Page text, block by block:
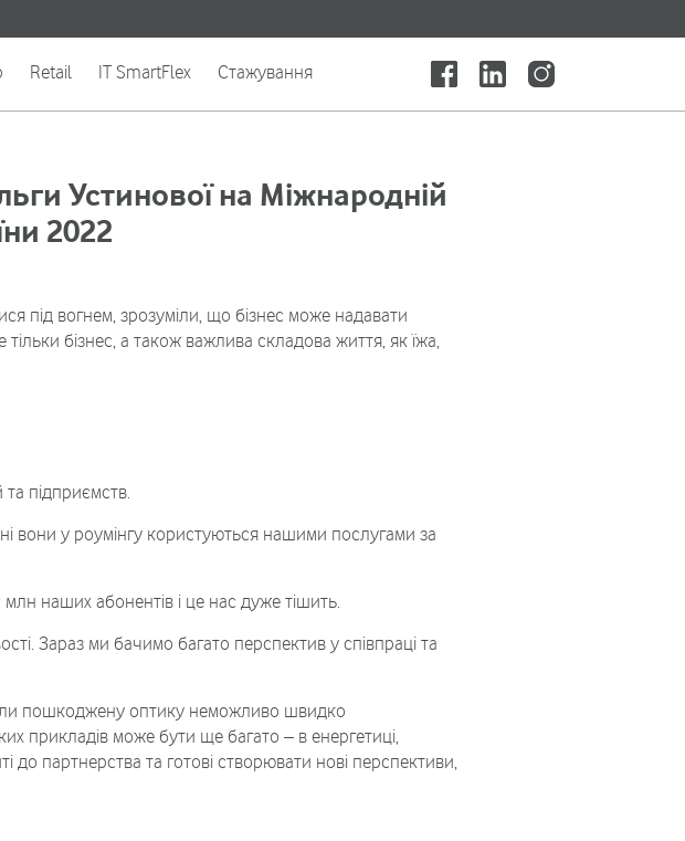
Retail IT SmartFlex Стажування
Устинової на Міжнародній
2022
під вогнем, зрозуміли, що бізнес може надавати
бізнес, а також важлива складова життя, як їжа,
підприємств.
вони у роумінгу користуються нашими послугами за
наших абонентів і це нас дуже тішить.
Зараз ми бачимо багато перспектив у співпраці та
пошкоджену оптику неможливо швидко
прикладів може бути ще багато – в енергетиці,
до партнерства та готові створювати нові перспективи,